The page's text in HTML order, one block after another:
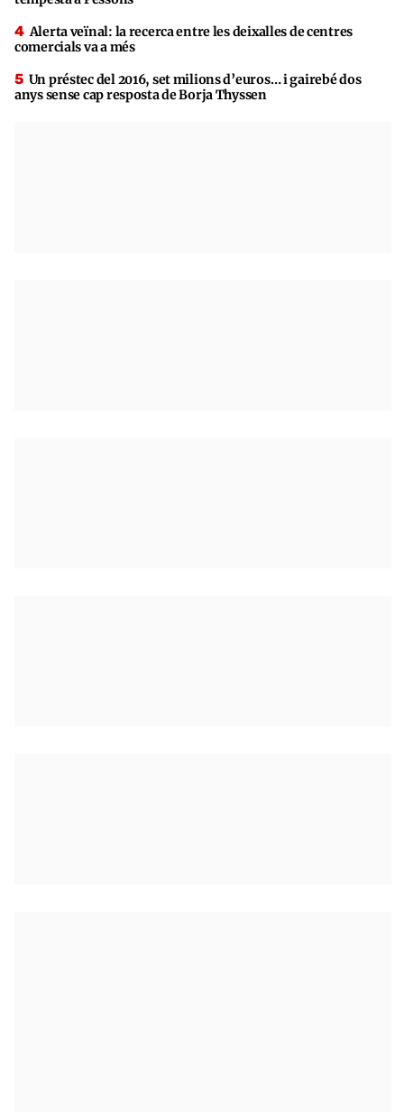
Alerta veïnal: la recerca entre les deixalles de centres
comercials va a més
Un préstec del 2016, set milions d’euros… i gairebé dos
anys sense cap resposta de Borja Thyssen